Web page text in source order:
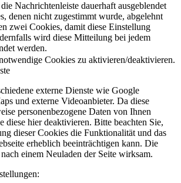
Nachrichtenleiste dauerhaft ausgeblendet
denen nicht zugestimmt wurde, abgelehnt
zwei Cookies, damit diese Einstellung
wird diese Mitteilung bei jedem
werden.
Cookies zu aktivieren/deaktivieren.
externe Dienste wie Google
und externe Videoanbieter. Da diese
personenbezogene Daten von Ihnen
diese hier deaktivieren. Bitte beachten Sie,
dieser Cookies die Funktionalität und das
erheblich beeinträchtigen kann. Die
einem Neuladen der Seite wirksam.